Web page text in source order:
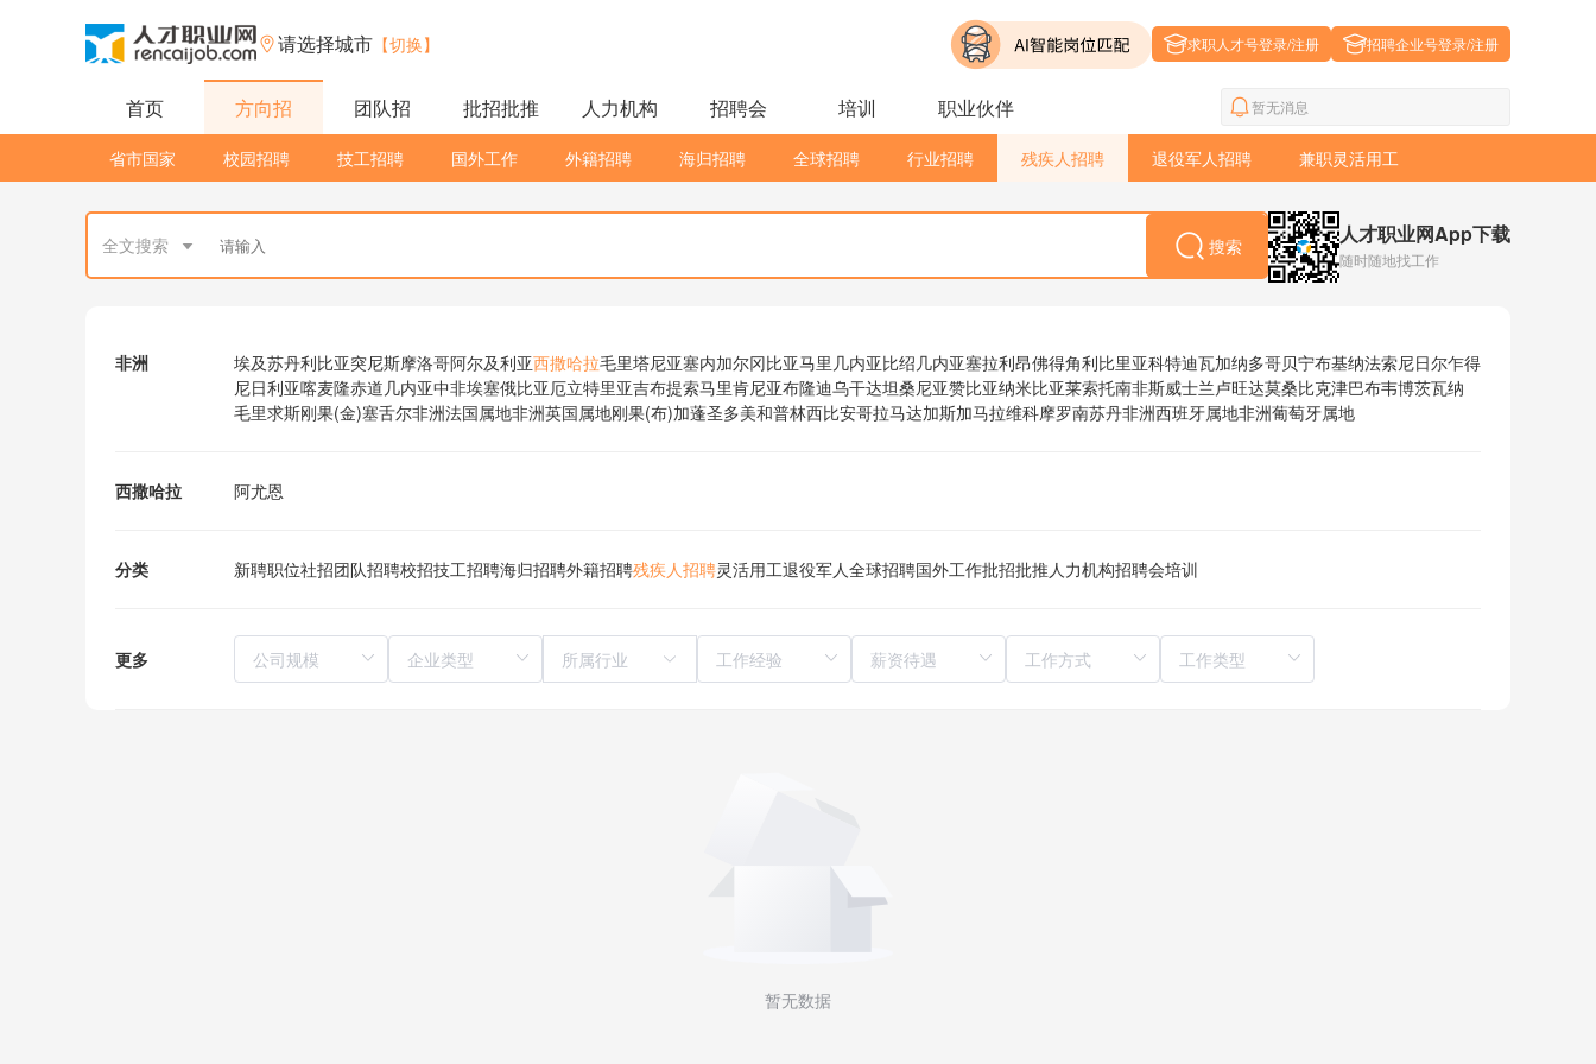
请选择城市 【切换】 求职人才号登录/注册 招聘企业号登录/注册
首页 方向招 团队招 批招批推 人力机构 招聘会 培训 职业伙伴 暂无消息
省市国家 校园招聘 技工招聘 国外工作 外籍招聘 海归招聘 全球招聘 行业招聘 残疾人招聘 退役军人招聘 兼职灵活用工
全文搜索 搜索 人才职业网App下载
随时随地找工作
非洲 埃及苏丹利比亚突尼斯摩洛哥阿尔及利亚西撒哈拉毛里塔尼亚塞内加尔冈比亚马里 几内亚比绍几内亚塞拉利昂佛得角利比里亚科特迪瓦加纳多哥贝宁布基纳法索尼日尔乍得
尼日利亚喀麦隆赤道几内亚中非埃塞俄比亚厄立特里亚吉布提索马里肯尼亚布隆迪乌干达坦桑尼亚赞比亚纳米比亚莱索托南非斯威士兰卢旺达莫桑比克津巴布韦博茨瓦纳
毛里求斯刚果(金)塞舌尔非洲法国属地非洲英国属地刚果(布)加蓬圣多美和普林西比安哥拉马达加斯加马拉维科摩罗南苏丹非洲西班牙属地非洲葡萄牙属地
西撒哈拉 阿尤恩
分类 新聘职位社招团队招聘校招技工招聘海归招聘外籍招聘残疾人招聘灵活用工退役军人全球招聘国外工作批招批推人力机构招聘会培训
更多 所属行业
暂无数据